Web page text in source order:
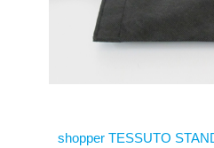
shopper TESSUTO